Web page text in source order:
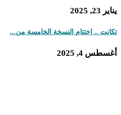
يناير 23, 2025
تكانت .. اختتام النسخة الخامسة من...
أغسطس 4, 2025